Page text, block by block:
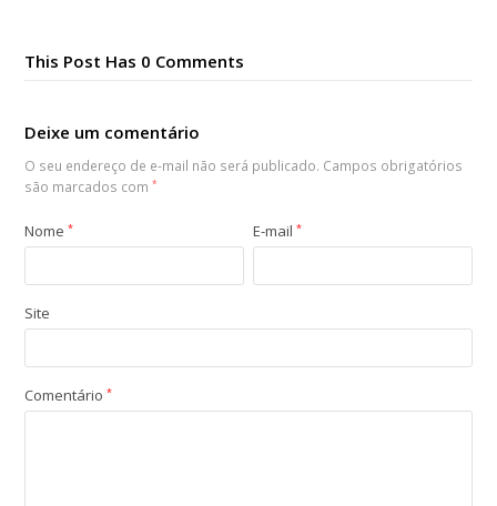
This Post Has 0 Comments
Deixe um comentário
O seu endereço de e-mail não será publicado. Campos obrigatórios
são marcados com*
Nome* E-mail*
Site
Comentário*